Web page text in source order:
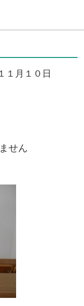
１月１０日
せん